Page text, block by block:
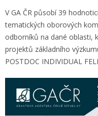
V GA ČR působí 39
tematických oborových
odborníků na dané oblasti,
projektů základního
POSTDOC INDIVIDUAL